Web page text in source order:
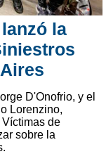
la
D'Onofrio, y el
Lorenzino,
de
sobre la